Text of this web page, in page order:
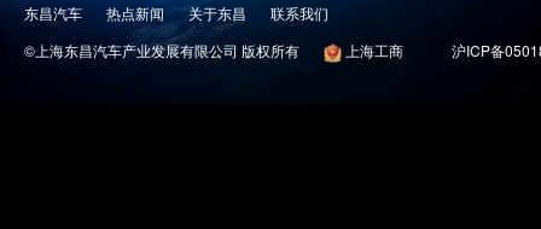
东昌汽车 热点新闻 关于东昌
联系我们
©上海东昌汽车产业发展有限公司 版权所有
上海工商 沪ICP备